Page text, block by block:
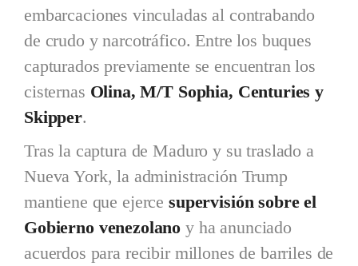
embarcaciones vinculadas al contrabando
de crudo y narcotráfico. Entre los buques
capturados previamente se encuentran los
cisternas Olina, M/T Sophia, Centuries y
Skipper.
Tras la captura de Maduro y su traslado a
Nueva York, la administración Trump
mantiene que ejercesupervisión sobre el
Gobierno venezolano y ha anunciado
acuerdos para recibir millones de barriles de